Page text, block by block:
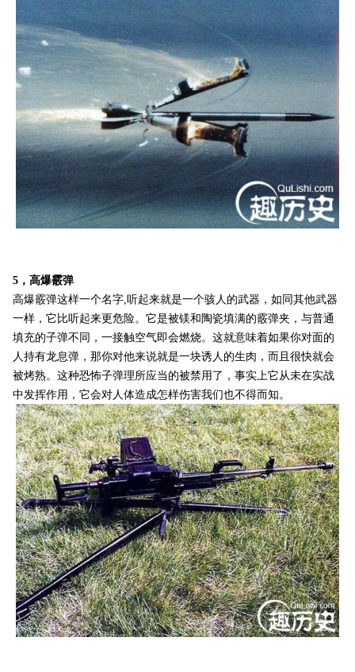
5，高爆霰弹
高爆霰弹这样一个名字,听起来就是一个骇人的武器，如同其他武器
一样，它比听起来更危险。它是被镁和陶瓷填满的霰弹夹，与普通
填充的子弹不同，一接触空气即会燃烧。这就意味着如果你对面的
人持有龙息弹，那你对他来说就是一块诱人的生肉，而且很快就会
被烤熟。这种恐怖子弹理所应当的被禁用了，事实上它从未在实战
中发挥作用，它会对人体造成怎样伤害我们也不得而知。